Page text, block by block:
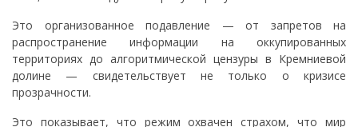
Это организованное подавление — от запретов на
распространение информации на оккупированных
территориях до алгоритмической цензуры в Кремниевой
долине — свидетельствует не только о кризисе
прозрачности.
Это показывает, что режим охвачен страхом, что мир